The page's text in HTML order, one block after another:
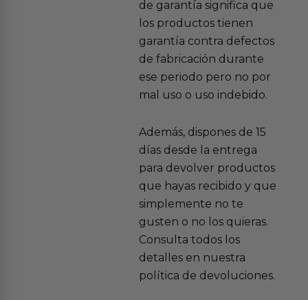
de garantía significa que
los productos tienen
garantía contra defectos
de fabricación durante
ese periodo pero no por
mal uso o uso indebido.
Además, dispones de 15
días desde la entrega
para devolver productos
que hayas recibido y que
simplemente no te
gusten o no los quieras.
Consulta todos los
detalles en nuestra
política de devoluciones.